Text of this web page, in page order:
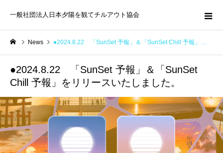
一般社団法人日本夕陽を観てチルアウト協会
News ●2024.8.22 「SunSet 予報」＆「SunSet Chill 予報」をリリースいたしました。
●2024.8.22 「SunSet 予報」＆「SunSet
Chill 予報」をリリースいたしました。